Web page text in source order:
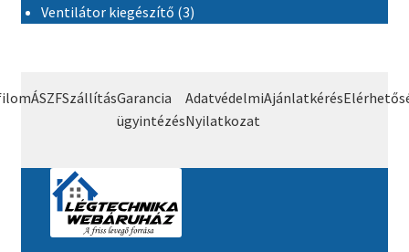
Ventilátor kiegészítő 33 termék
ÁSZFSzállításGarancia
ügyintézés
Adatvédelmi
Nyilatkozat
Ajánlatkérés